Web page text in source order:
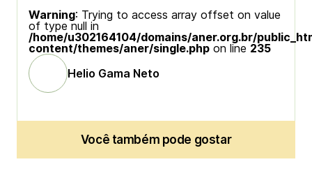
Warning: Trying to access array offset on value
of type null in
/home/u302164104/domains/aner.org.br/
content/themes/aner/single.php on line 235
Helio Gama Neto
Você também pode gostar